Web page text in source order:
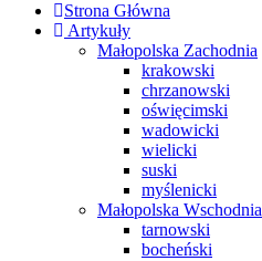
Strona Główna
Artykuły
Małopolska Zachodnia
krakowski
chrzanowski
oświęcimski
wadowicki
wielicki
suski
myślenicki
Małopolska Wschodnia
tarnowski
bocheński